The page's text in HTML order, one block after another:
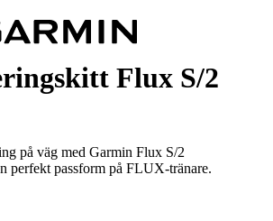
Flux S/2
på väg med Garmin Flux S/2
perfekt passform på FLUX-tränare.